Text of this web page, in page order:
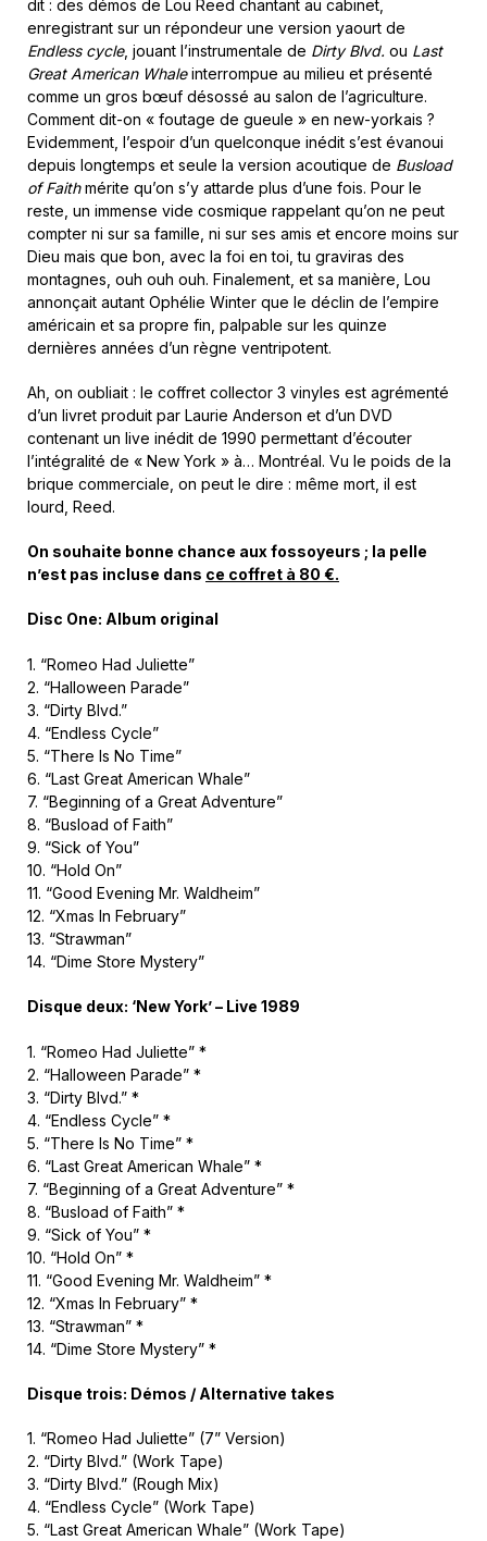
dit : des démos de Lou Reed chantant au cabinet,
enregistrant sur un répondeur une version yaourt de
Endless cycle, jouant l’instrumentale de Dirty Blvd. ou Last
Great American Whaleinterrompue au milieu et présenté
comme un gros bœuf désossé au salon de l’agriculture.
Comment dit-on « foutage de gueule » en new-yorkais ?
Evidemment, l’espoir d’un quelconque inédit s’est évanoui
depuis longtemps et seule la version acoutique de Busload
of Faithmérite qu’on s’y attarde plus d’une fois. Pour le
reste, un immense vide cosmique rappelant qu’on ne peut
compter ni sur sa famille, ni sur ses amis et encore moins sur
Dieu mais que bon, avec la foi en toi, tu graviras des
montagnes, ouh ouh ouh. Finalement, et sa manière, Lou
annonçait autant Ophélie Winter que le déclin de l’empire
américain et sa propre fin, palpable sur les quinze
dernières années d’un règne ventripotent.
Ah, on oubliait : le coffret collector 3 vinyles est agrémenté
d’un livret produit par Laurie Anderson et d’un DVD
contenant un live inédit de 1990 permettant d’écouter
l’intégralité de « New York » à… Montréal. Vu le poids de la
brique commerciale, on peut le dire : même mort, il est
lourd, Reed.
On souhaite bonne chance aux fossoyeurs ; la pelle
n’est pas incluse dans ce coffret à 80 €.
Disc One: Album original
1. “Romeo Had Juliette”
2. “Halloween Parade”
3. “Dirty Blvd.”
4. “Endless Cycle”
5. “There Is No Time”
6. “Last Great American Whale”
7. “Beginning of a Great Adventure”
8. “Busload of Faith”
9. “Sick of You”
10. “Hold On”
11. “Good Evening Mr. Waldheim”
12. “Xmas In February”
13. “Strawman”
14. “Dime Store Mystery”
Disque deux: ‘New York’ – Live 1989
1. “Romeo Had Juliette” *
2. “Halloween Parade” *
3. “Dirty Blvd.” *
4. “Endless Cycle” *
5. “There Is No Time” *
6. “Last Great American Whale” *
7. “Beginning of a Great Adventure” *
8. “Busload of Faith” *
9. “Sick of You” *
10. “Hold On” *
11. “Good Evening Mr. Waldheim” *
12. “Xmas In February” *
13. “Strawman” *
14. “Dime Store Mystery” *
Disque trois: Démos / Alternative takes
1. “Romeo Had Juliette” (7” Version)
2. “Dirty Blvd.” (Work Tape)
3. “Dirty Blvd.” (Rough Mix)
4. “Endless Cycle” (Work Tape)
5. “Last Great American Whale” (Work Tape)